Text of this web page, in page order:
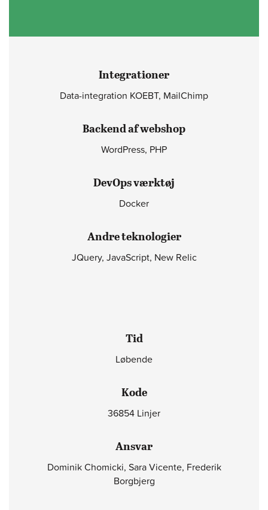
Integrationer
Data-integration KOEBT, MailChimp
Backend af webshop
WordPress, PHP
DevOps værktøj
Docker
Andre teknologier
JQuery, JavaScript, New Relic
Tid
Løbende
Kode
36854 Linjer
Ansvar
Dominik Chomicki, Sara Vicente, Frederik
Borgbjerg